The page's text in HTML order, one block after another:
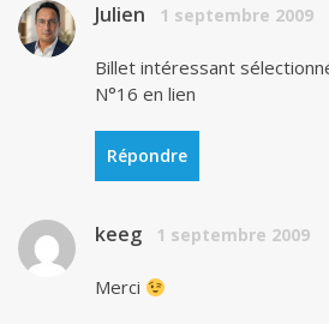
Julien 1 septembre 2009
Billet intéressant
N°16 en lien
Répondre
keeg 1 septembre 2009
Merci